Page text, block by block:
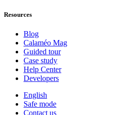
Resources
Blog
Calaméo Mag
Guided tour
Case study
Help Center
Developers
English
Safe mode
Contact us